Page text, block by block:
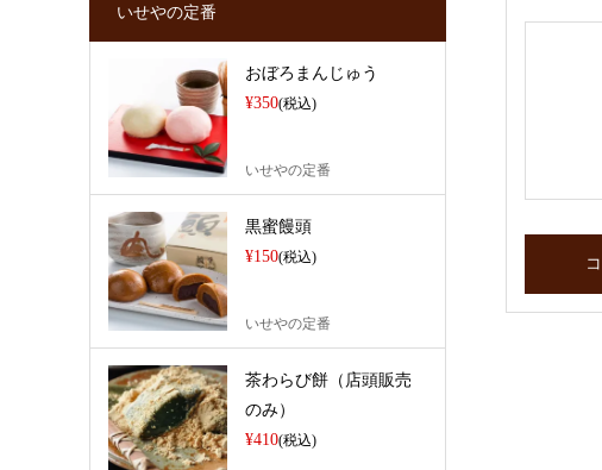
いせやの定番
おぼろまんじゅう
¥350(税込)
いせやの定番
黒蜜饅頭
¥150(税込)
いせやの定番
茶わらび餅（店頭販売
のみ）
¥410(税込)